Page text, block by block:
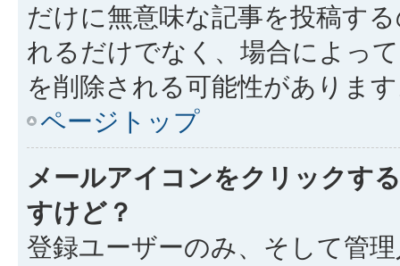
だけに無意味な記事を投稿す
れるだけでなく、場合によっ
を削除される可能性がありま
ページトップ
メールアイコンをクリックす
すけど？
登録ユーザーのみ、そして管